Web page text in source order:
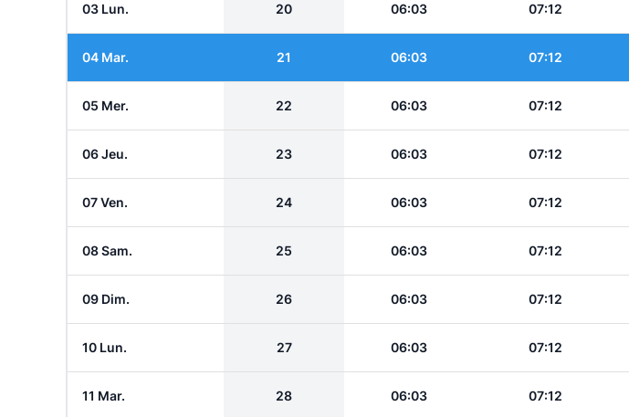
03 Lun. 20 06:03 07:12
04 Mar. 21 06:03 07:12
05 Mer. 22 06:03 07:12
06 Jeu. 23 06:03 07:12
07 Ven. 24 06:03 07:12
08 Sam. 25 06:03 07:12
09 Dim. 26 06:03 07:12
10 Lun. 27 06:03 07:12
11 Mar. 28 06:03 07:12